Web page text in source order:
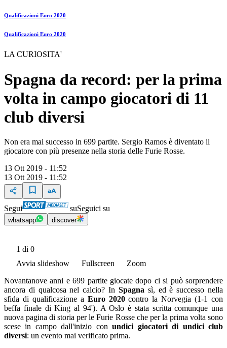
Qualificazioni Euro 2020
Qualificazioni Euro 2020
LA CURIOSITA'
Spagna da record: per la prima
volta in campo giocatori di 11
club diversi
Non era mai successo in 699 partite. Sergio Ramos è diventato il
giocatore con più presenze nella storia delle Furie Rosse.
13 Ott 2019 - 11:52
13 Ott 2019 - 11:52
Segui suSeguici su
whatsapp discover
1 di 0
Avvia slideshow
Fullscreen
Zoom
Novantanove anni e 699 partite giocate dopo ci si può sorprendere
ancora di qualcosa nel calcio? In Spagna sì, ed è successo nella
sfida di qualificazione a Euro 2020contro la Norvegia (1-1 con
beffa finale di King al 94'). A Oslo è stata scritta comunque una
nuova pagina di storia per le Furie Rosse che per la prima volta sono
scese in campo dall'inizio conundici giocatori di undici club
diversi: un evento mai verificato prima.